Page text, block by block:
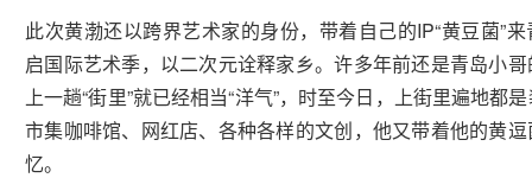
此次黄渤还以跨界艺术家的身份，带着自己的IP“黄豆菌”
启国际艺术季，以二次元诠释家乡。许多年前还是青岛小
上一趟“街里”就已经相当“洋气”，时至今日，上街里遍地都
市集咖啡馆、网红店、各种各样的文创，他又带着他的黄
忆。